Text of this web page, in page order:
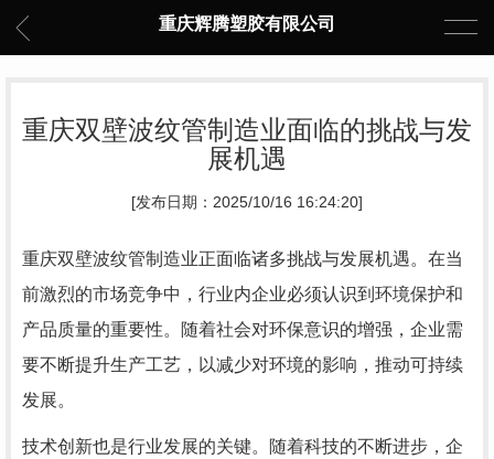
重庆辉腾塑胶有限公司
重庆双壁波纹管制造业面临的挑战与发
展机遇
[发布日期：2025/10/16 16:24:20]
重庆双壁波纹管制造业正面临诸多挑战与发展机遇。在当
前激烈的市场竞争中，行业内企业必须认识到环境保护和
产品质量的重要性。随着社会对环保意识的增强，企业需
要不断提升生产工艺，以减少对环境的影响，推动可持续
发展。
技术创新也是行业发展的关键。随着科技的不断进步，企